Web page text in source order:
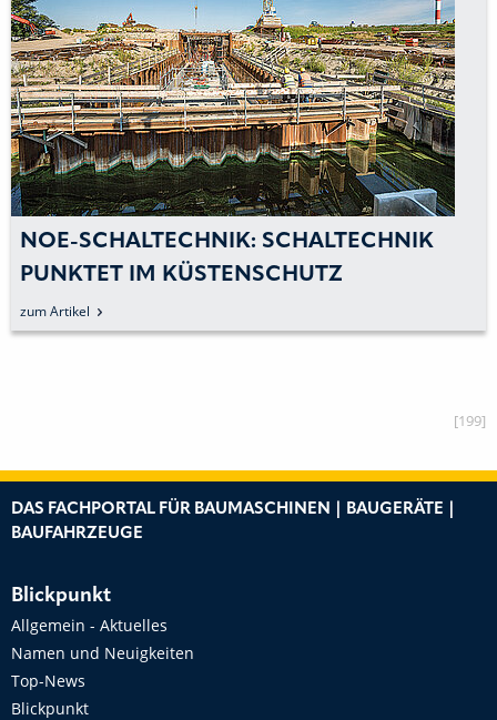
NOE-SCHALTECHNIK: SCHALTECHNIK
PUNKTET IM KÜSTENSCHUTZ
zum Artikel
[199]
DAS FACHPORTAL FÜR BAUMASCHINEN | BAUGERÄTE |
BAUFAHRZEUGE
Blickpunkt
Allgemein - Aktuelles
Namen und Neuigkeiten
Top-News
Blickpunkt